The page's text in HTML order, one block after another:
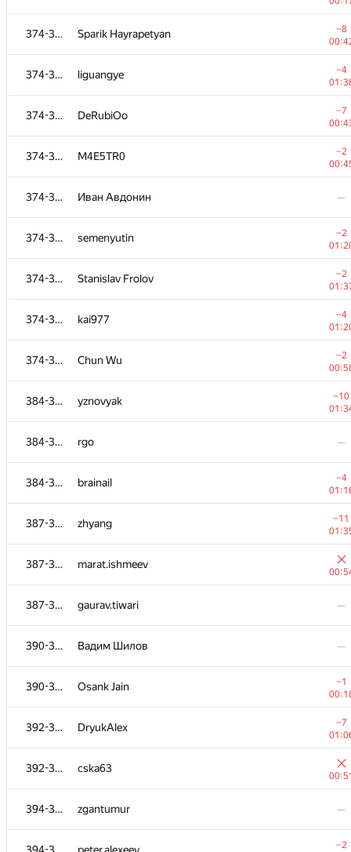
374-383 Sparik Hayrapetyan
−8
374-383 liguangye
−4
374-383 DeRubiOo
−7
374-383 M4E5TR0
−2
374-383 Иван Авдонин —
374-383 semenyutin
−2
374-383 Stanislav Frolov
−2
374-383 kai977
−4
374-383 Chun Wu
−2
384-386 yznovyak
−10
384-386 rgo —
384-386 brainail
−4
387-389 zhyang
−11
387-389 marat.ishmeev
387-389 gaurav.tiwari —
390-391 Вадим Шилов —
390-391 Osank Jain
−1
392-393 DryukAlex
−7
392-393 cska63
394-395 zgantumur —
−2
justdit —
vaaaany —
Гена Трансформатор
−4
yurket2006 —
hmorimori
+1
DDD BBB
−16
expressunusual —
366 asm —
367 ZoomKnight
−2
ykalchevskiy
−6
Ernesto Level —
halin.george
−5
PKukikov
373 ViktorM
Aibek Osmonov
−2
Sparik Hayrapetyan
−8
liguangye
−4
M4E5TR0
−2